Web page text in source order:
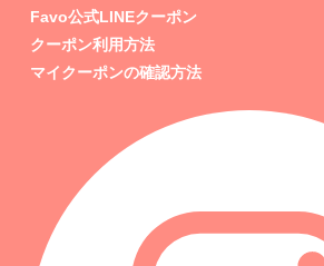
Favo公式LINEクーポン
クーポン利用方法
マイクーポンの確認方法